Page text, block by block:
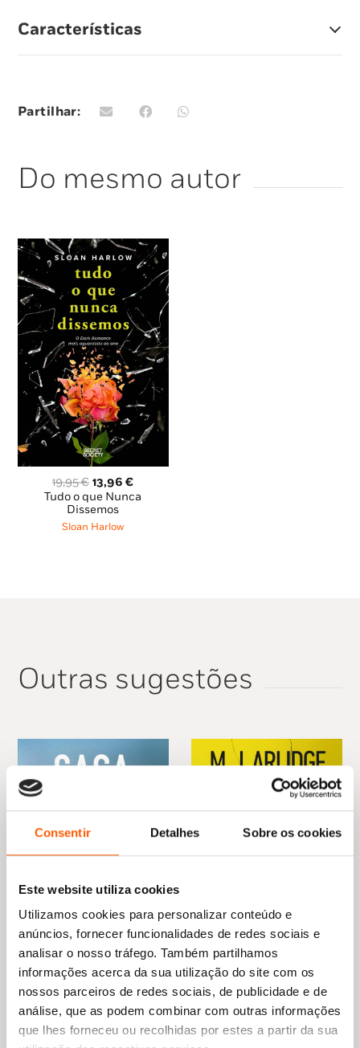
Consentir Detalhes Sobre os cookies
Este website utiliza cookies
Utilizamos cookies para personalizar conteúdo e
anúncios, fornecer funcionalidades de redes sociais e
analisar o nosso tráfego. Também partilhamos
informações acerca da sua utilização do site com os
nossos parceiros de redes sociais, de publicidade e de
análise, que as podem combinar com outras informações
que lhes forneceu ou recolhidas por estes a partir da sua
Características
Partilhar:
Do mesmo autor
19,95€ O
preço
original
era:
13,96€O
preço
Tudo o que Nunca
Dissemos
Sloan Harlow
Outras sugestões
18,45
O
preço
original
era:
18,45 €.
O
preço
atual
é:
16,61 €.
A Casa da Falésia
Filipa Amorim
O
preço
original
era:
20,95 €.
O
preço
atual
é:
14,66 €.
Olho por Olho. Vida por
Vida.
M. J. Arlidge